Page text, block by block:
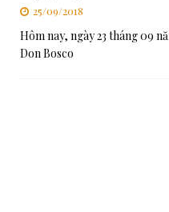
25/09/2018
Hôm nay, ngày 23 tháng 09
Don Bosco